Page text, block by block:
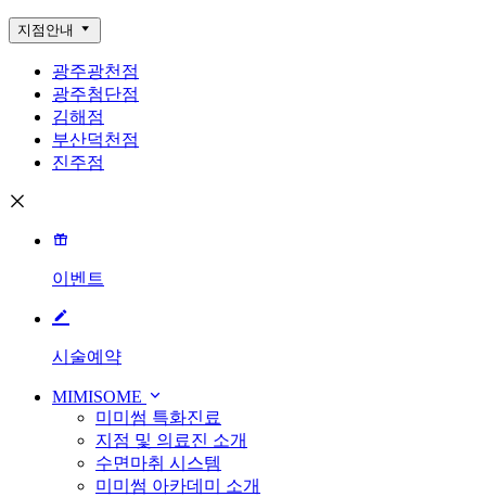
지점안내
광주광천점
광주첨단점
김해점
부산덕천점
진주점
이벤트
시술예약
MIMISOME
미미썸 특화진료
지점 및 의료진 소개
수면마취 시스템
미미썸 아카데미 소개